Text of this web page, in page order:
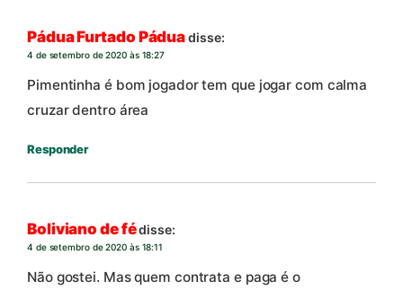
Pádua Furtado Páduadisse:
4 de setembro de 2020 às 18:27
Pimentinha é bom jogador tem que jogar com calma
cruzar dentro área
Responder
Boliviano de fédisse:
4 de setembro de 2020 às 18:11
Não gostei. Mas quem contrata e paga é o